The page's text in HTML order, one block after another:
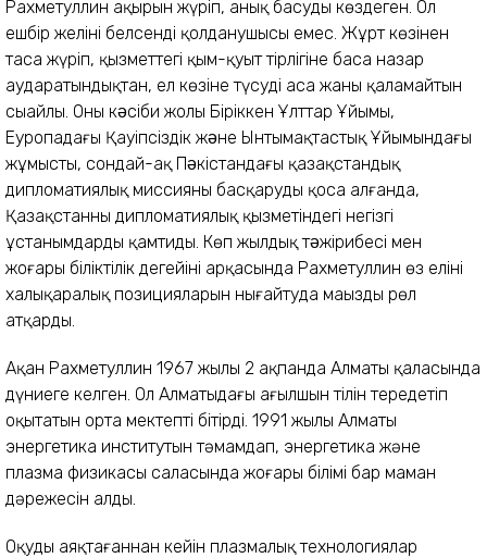
Рахметуллин ақырын жүріп, анық басуды көздеген. Ол
ешбір желінің белсенді қолданушысы емес. Жұрт көзінен
таса жүріп, қызметтегі қым-қуыт тірлігіне баса назар
аударатындықтан, ел көзіне түсуді аса жаны қаламайтын
сыңайлы. Оның кəсіби жолы Біріккен Ұлттар Ұйымы,
Еуропадағы Қауіпсіздік жəне Ынтымақтастық Ұйымындағы
жұмысты, сондай-ақ Пəкістандағы қазақстандық
дипломатиялық миссияны басқаруды қоса алғанда,
Қазақстанның дипломатиялық қызметіндегі негізгі
ұстанымдарды қамтиды. Көп жылдық тəжірибесі мен
жоғары біліктілік деңгейінің арқасында Рахметуллин өз елінің
халықаралық позицияларын нығайтуда маңызды рөл
атқарды.
Ақан Рахметуллин 1967 жылы 2 ақпанда Алматы қаласында
дүниеге келген. Ол Алматыдағы ағылшын тілін тереңдетіп
оқытатын орта мектепті бітірді. 1991 жылы Алматы
энергетика институтын тәмамдап, энергетика және
плазма физикасы саласында жоғары білімі бар маман
дәрежесін алды.
Оқуды аяқтағаннан кейін плазмалық технологиялар